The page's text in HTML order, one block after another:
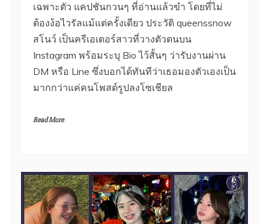
เฉพาะตัว แคปชันกวนๆ ที่อ่านแล้วขำ โดยที่ไม่
ต้องง้อไวรัลแม้แต่ครั้งเดียว ประวัติ queenssnow
สโนว์ เป็นครีเอเตอร์สาวที่วางตัวตนบน
Instagram พร้อมระบุ Bio ไว้สั้นๆ ว่ารับงานผ่าน
DM หรือ Line ซึ่งบอกได้ทันทีว่าเธอมองตัวเองเป็น
มากกว่าแค่คนโพสต์รูปลงโซเชียล
Read More